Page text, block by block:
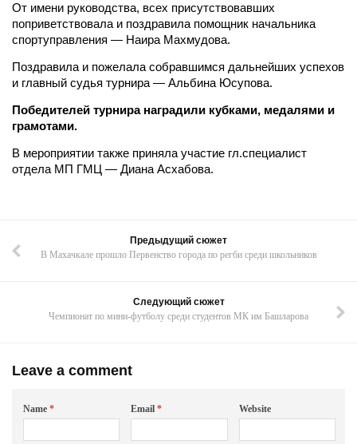
От имени руководства, всех присутствовавших
поприветствовала и поздравила помощник начальника
спортуправления — Наира Махмудова.
Поздравила и пожелала собравшимся дальнейших успехов
и главный судья турнира — Альбина Юсупова.
Победителей турнира наградили кубками, медалями и
грамотами.
В мероприятии также приняла участие гл.специалист
отдела МП ГМЦ — Диана Асхабова.
Предыдущий сюжет
В Махачкале прошло Первенство города по регби среди школьников
Следующий сюжет
Чемпионат по мини-футболу среди студентов МК им Башларова
Leave a comment
Name * Email* Website